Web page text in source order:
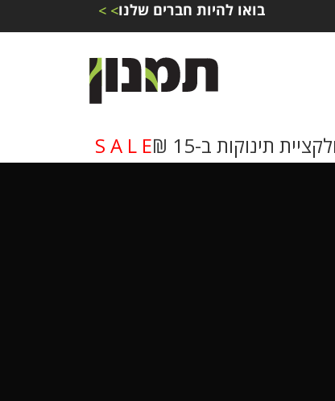
> >בואו להיות חברים שלנו
תינוקות ב-15 ₪ S A L E